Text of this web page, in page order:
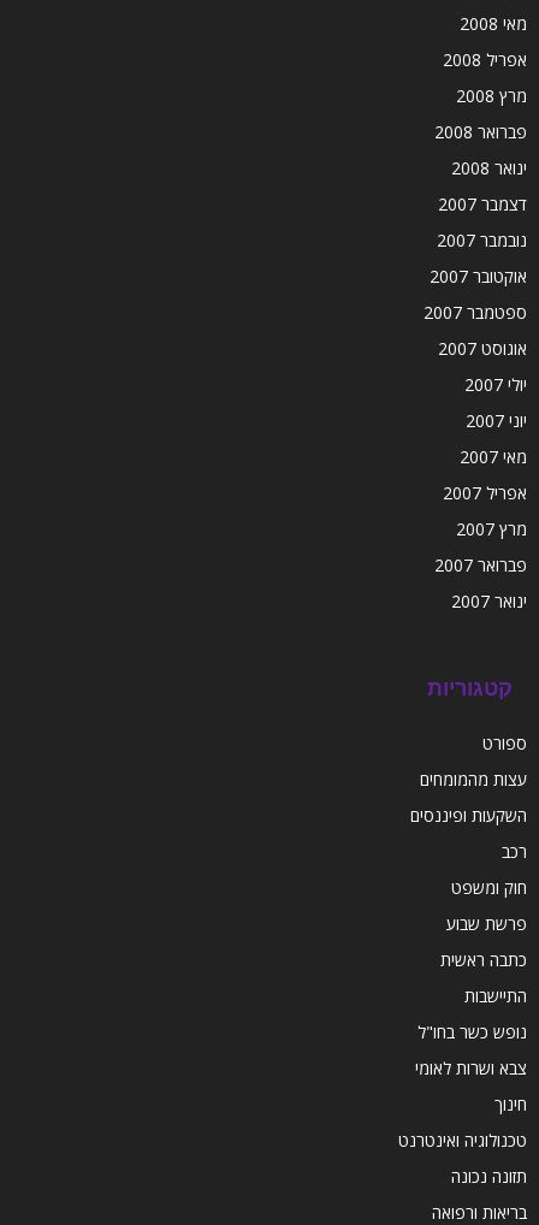
מאי 2008
אפריל 2008
מרץ 2008
פברואר 2008
ינואר 2008
דצמבר 2007
נובמבר 2007
אוקטובר 2007
ספטמבר 2007
אוגוסט 2007
יולי 2007
יוני 2007
מאי 2007
אפריל 2007
מרץ 2007
פברואר 2007
ינואר 2007
קטגוריות
ספורט
עצות מהמומחים
השקעות ופיננסים
רכב
חוק ומשפט
פרשת שבוע
כתבה ראשית
התיישבות
נופש כשר בחו"ל
צבא ושרות לאומי
חינוך
טכנולוגיה ואינטרנט
תזונה נכונה
בריאות ורפואה